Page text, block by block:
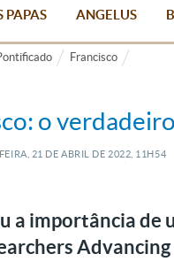
PAPAS ANGELUS
Francisco
o
21 DE ABRIL DE 2022, 11H54
a importância de